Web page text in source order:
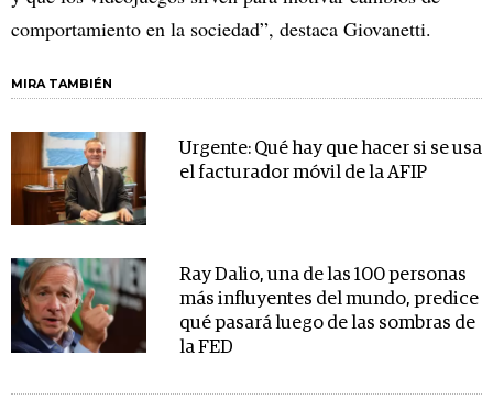
comportamiento en la sociedad”, destaca Giovanetti.
MIRA TAMBIÉN
Urgente: Qué hay que hacer si se usa
el facturador móvil de la AFIP
Ray Dalio, una de las 100 personas
más influyentes del mundo, predice
qué pasará luego de las sombras de
la FED